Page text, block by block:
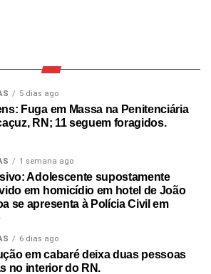
5 dias ago
Fuga em Massa na Penitenciária
RN; 11 seguem foragidos.
1 semana ago
Adolescente supostamente
em homicídio em hotel de João
se apresenta à Polícia Civil em
6 dias ago
em cabaré deixa duas pessoas
no interior do RN.